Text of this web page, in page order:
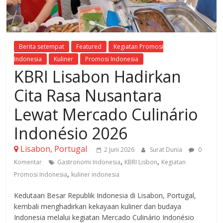
Berita setempat Featured
Kegiatan Promosi
Indonesia
Kuliner Promosi Indonesia
KBRI Lisabon Hadirkan
Cita Rasa Nusantara
Lewat Mercado Culinário
Indonésio 2026
Lisabon, Portugal 2 Juni 2026 Surat Dunia
0
Komentar
Gastronomi Indonesia, KBRI Lisbon, Kegiatan
Promosi Indonesia, kuliner indonesia
Kedutaan Besar Republik Indonesia di Lisabon, Portugal,
kembali menghadirkan kekayaan kuliner dan budaya
Indonesia melalui kegiatan Mercado Culinário Indonésio